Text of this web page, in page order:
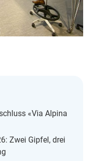
«Via Alpina
Zwei Gipfel, drei